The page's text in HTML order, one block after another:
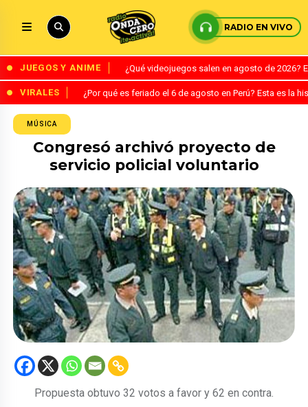
RADIO EN VIVO
JUEGOS Y ANIME ¿Qué videojuegos salen en agosto de
VIRALES ¿Por qué es feriado el 6 de agosto en Perú? Esta es la
MÚSICA
Congresó archivó proyecto de
servicio policial voluntario
Propuesta obtuvo 32 votos a favor y 62 en contra.